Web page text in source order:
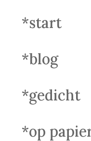
*start
*blog
*gedicht
*op